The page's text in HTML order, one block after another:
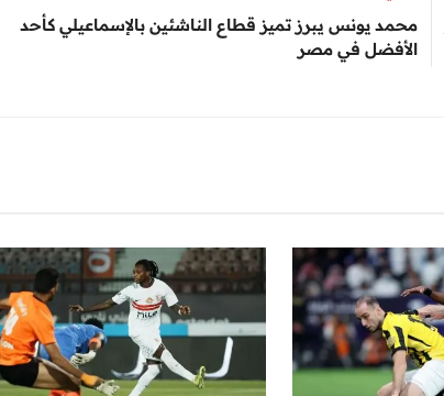
محمد يونس يبرز تميز قطاع الناشئين بالإسماعيلي كأحد
الأفضل في مصر